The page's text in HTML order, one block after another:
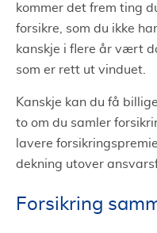
kommer det frem ting
forsikre, som du ikke
kanskje i flere år vært
som er rett ut vinduet.
Kanskje kan du få
to om du samler
lavere
dekning utover
Forsikring